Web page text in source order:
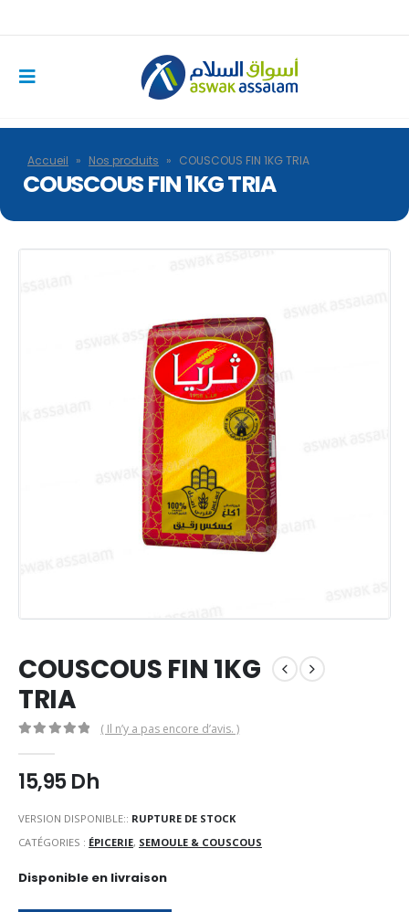
Accueil » Nos produits » COUSCOUS FIN 1KG TRIA
COUSCOUS FIN 1KG TRIA
COUSCOUS FIN 1KG
TRIA
( Il n’y a pas encore d’avis. )
15,95Dh
VERSION DISPONIBLE:: RUPTURE DE STOCK
CATÉGORIES : ÉPICERIE, SEMOULE & COUSCOUS
Disponible en livraison